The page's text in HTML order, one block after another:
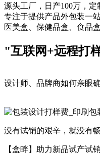
源头工厂，日产100万，定
专注于提供产品外包装一
医美盒、保健品盒、食品
"互联网+远程打
设计师、品牌商如何亲眼
没有试销的艰辛，就没有
【盒畔】助力新品试产试